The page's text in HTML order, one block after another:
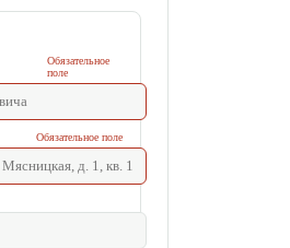
Обязательное
поле
Обязательное поле